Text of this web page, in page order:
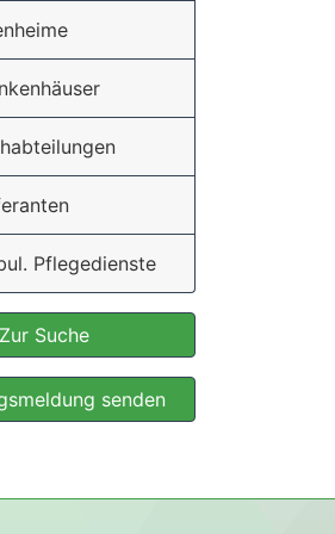
Pflegedienste
Zur Suche
senden